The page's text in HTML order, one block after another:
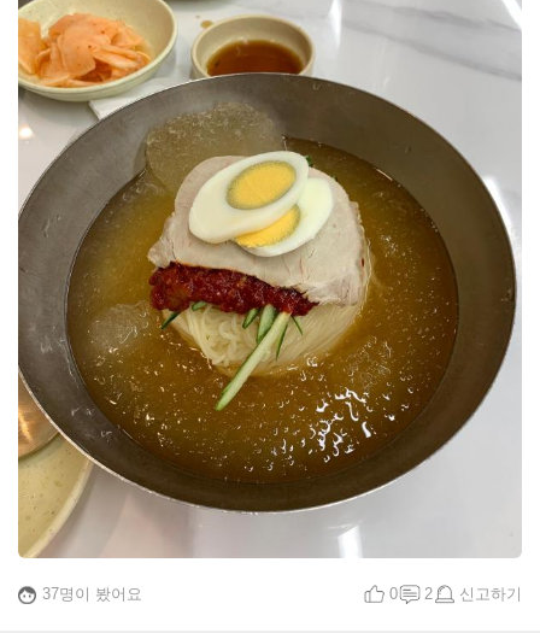
37명이 봤어요 0 2 신고하기